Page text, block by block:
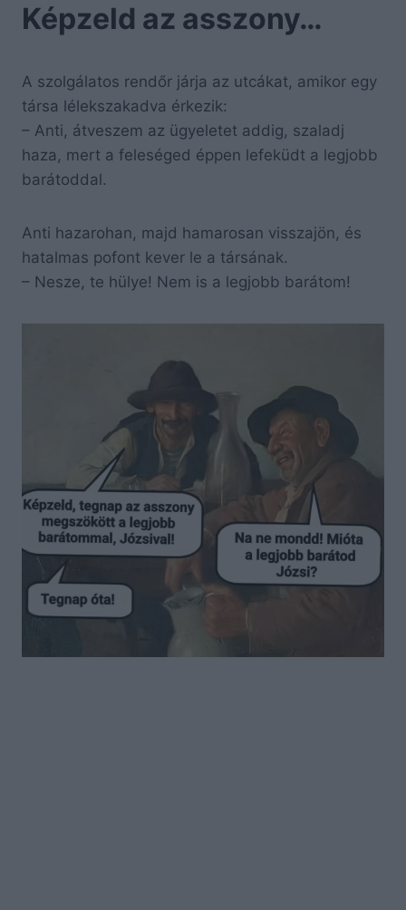
Képzeld az asszony…
A szolgálatos rendőr járja az utcákat, amikor egy
társa lélekszakadva érkezik:
– Anti, átveszem az ügyeletet addig, szaladj
haza, mert a feleséged éppen lefeküdt a legjobb
barátoddal.
Anti hazarohan, majd hamarosan visszajön, és
hatalmas pofont kever le a társának.
– Nesze, te hülye! Nem is a legjobb barátom!